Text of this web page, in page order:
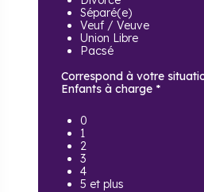
Séparé(e)
Veuf / Veuve
Union Libre
Pacsé
Correspond à votre
Enfants à charge *
0
1
2
3
4
5 et plus